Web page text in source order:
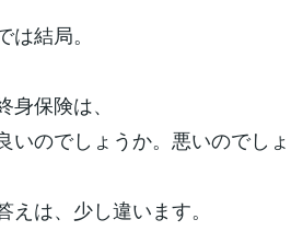
は結局。
身保険は、
いのでしょうか。悪いのでしょ
えは、少し違います。